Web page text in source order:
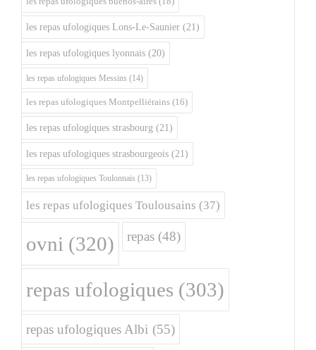
les repas ufologiques Lons-Le-Saunier (21)
les repas ufologiques lyonnais (20)
les repas ufologiques Messins (14)
les repas ufologiques Montpelliérains (16)
les repas ufologiques strasbourg (21)
les repas ufologiques strasbourgeois (21)
les repas ufologiques Toulonnais (13)
les repas ufologiques Toulousains (37)
ovni (320) repas (48)
repas ufologiques (303)
repas ufologiques Albi (55)